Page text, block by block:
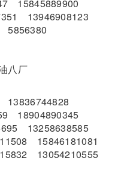
15845889900
13946908123
5856380
八厂
18904890345
13258638585
15846181081
13054210555